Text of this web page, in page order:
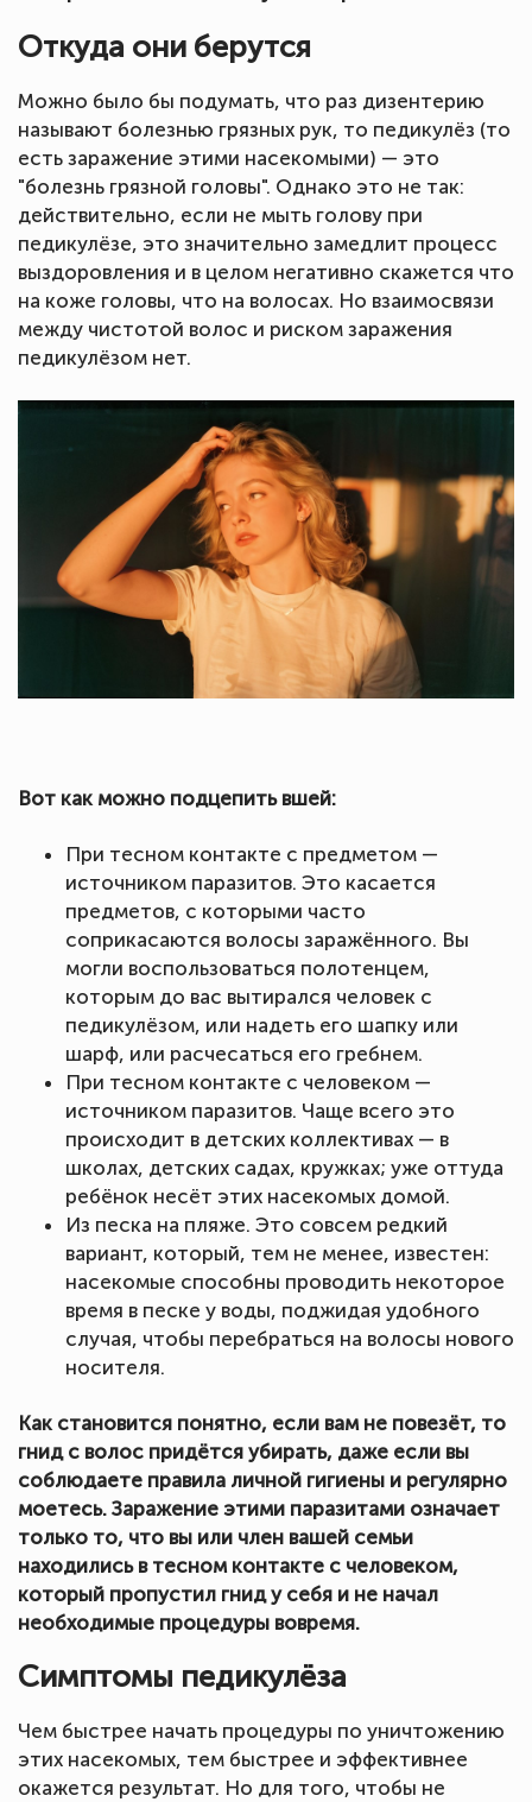
Откуда они берутся
Можно было бы подумать, что раз дизентерию
называют болезнью грязных рук, то педикулёз (то
есть заражение этими насекомыми) — это
"болезнь грязной головы". Однако это не так:
действительно, если не мыть голову при
педикулёзе, это значительно замедлит процесс
выздоровления и в целом негативно скажется что
на коже головы, что на волосах. Но взаимосвязи
между чистотой волос и риском заражения
педикулёзом нет.
Вот как можно подцепить вшей:
При тесном контакте с предметом —
источником паразитов. Это касается
предметов, с которыми часто
соприкасаются волосы заражённого. Вы
могли воспользоваться полотенцем,
которым до вас вытирался человек с
педикулёзом, или надеть его шапку или
шарф, или расчесаться его гребнем.
При тесном контакте с человеком —
источником паразитов. Чаще всего это
происходит в детских коллективах — в
школах, детских садах, кружках; уже оттуда
ребёнок несёт этих насекомых домой.
Из песка на пляже. Это совсем редкий
вариант, который, тем не менее, известен:
насекомые способны проводить некоторое
время в песке у воды, поджидая удобного
случая, чтобы перебраться на волосы нового
носителя.
Как становится понятно, если вам не повезёт, то
гнид с волос придётся убирать, даже если вы
соблюдаете правила личной гигиены и регулярно
моетесь. Заражение этими паразитами означает
только то, что вы или член вашей семьи
находились в тесном контакте с человеком,
который пропустил гнид у себя и не начал
необходимые процедуры вовремя.
Симптомы педикулёза
Чем быстрее начать процедуры по уничтожению
этих насекомых, тем быстрее и эффективнее
окажется результат. Но для того, чтобы не